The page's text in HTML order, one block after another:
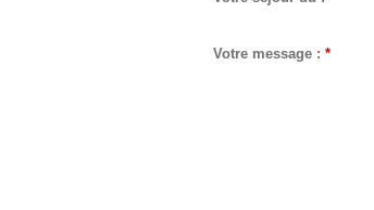
Votre message : *